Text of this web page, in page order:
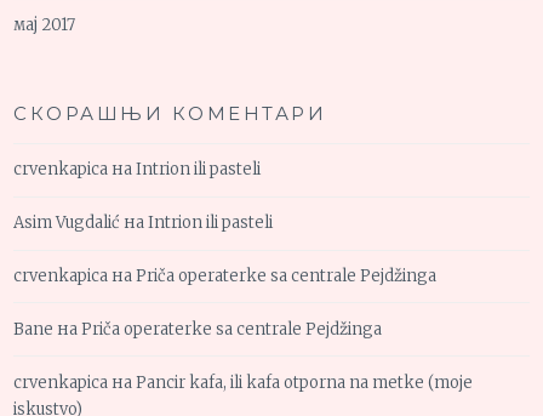
мај 2017
СКОРАШЊИ КОМЕНТАРИ
crvenkapica наIntrion ili pasteli
Asim Vugdalić наIntrion ili pasteli
crvenkapica наPriča operaterke sa centrale Pejdžinga
Bane наPriča operaterke sa centrale Pejdžinga
crvenkapica наPancir kafa, ili kafa otporna na metke (moje
iskustvo)